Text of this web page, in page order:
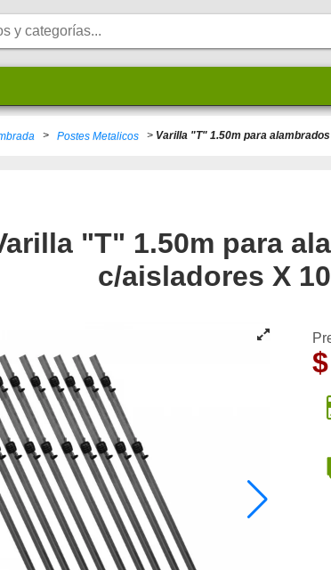
> Postes Metalicos > Varilla "T" 1.50m para
"T" 1.50m para
c/aisladores X
$